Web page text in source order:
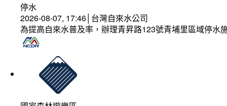
停水
2026-08-07, 17:46│台灣自來水公司
為提高自來水普及率，辦理青昇路123號青埔里區域停水